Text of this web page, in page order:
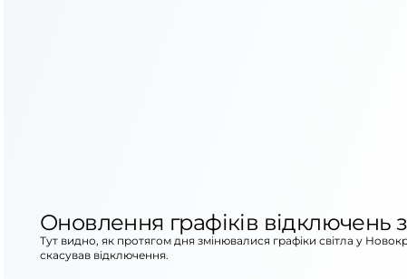
Оновлення графіків відключень
Тут видно, як протягом дня змінювалися графіки світла у
скасував відключення.